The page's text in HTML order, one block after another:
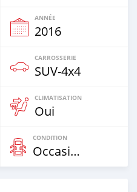
ANNÉE
2016
CARROSSERIE
SUV‒4x4
CLIMATISATION
Oui
CONDITION
Occasion